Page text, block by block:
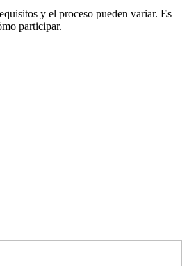
y el proceso pueden variar. Es
participar.